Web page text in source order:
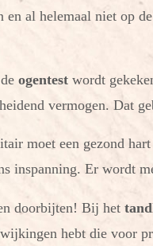
en al helemaal niet op
ogentest wordt
vermogen. Dat
moet een gezond
inspanning. Er wordt
doorbijten! Bij het
hebt die voor